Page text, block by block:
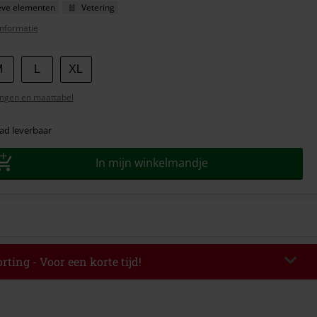
elementen
Vetering
XL
en maattabel
leverbaar
In mijn winkelmandje
- Voor een korte tijd!